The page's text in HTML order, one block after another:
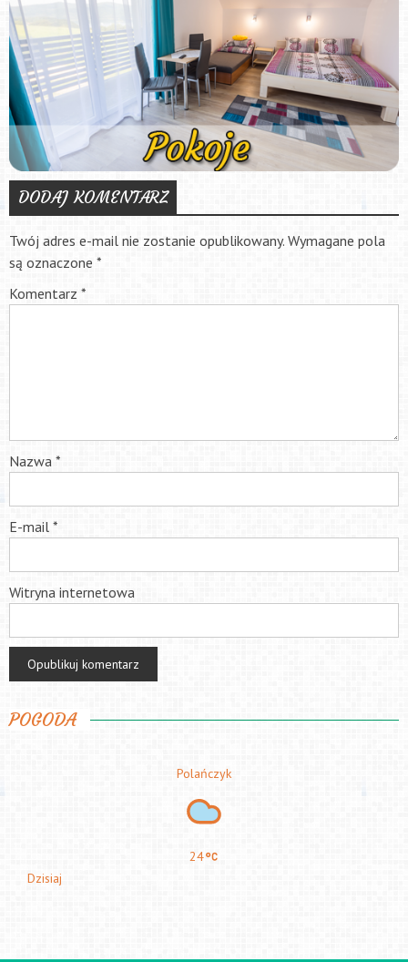
DODAJ KOMENTARZ
Twój adres e-mail nie zostanie opublikowany. Wymagane pola
są oznaczone *
Komentarz *
Nazwa *
E-mail *
Witryna internetowa
POGODA
Polańczyk
24
Dzisiaj